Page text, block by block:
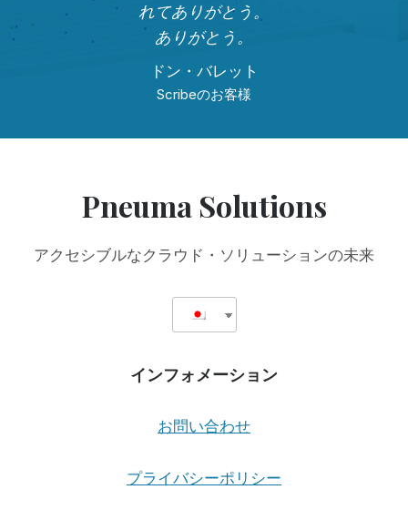
れてありがとう。
ありがとう。
ドン・バレット
Scribeのお客様
Pneuma Solutions
アクセシブルなクラウド・ソリューションの未来
インフォメーション
お問い合わせ
プライバシーポリシー